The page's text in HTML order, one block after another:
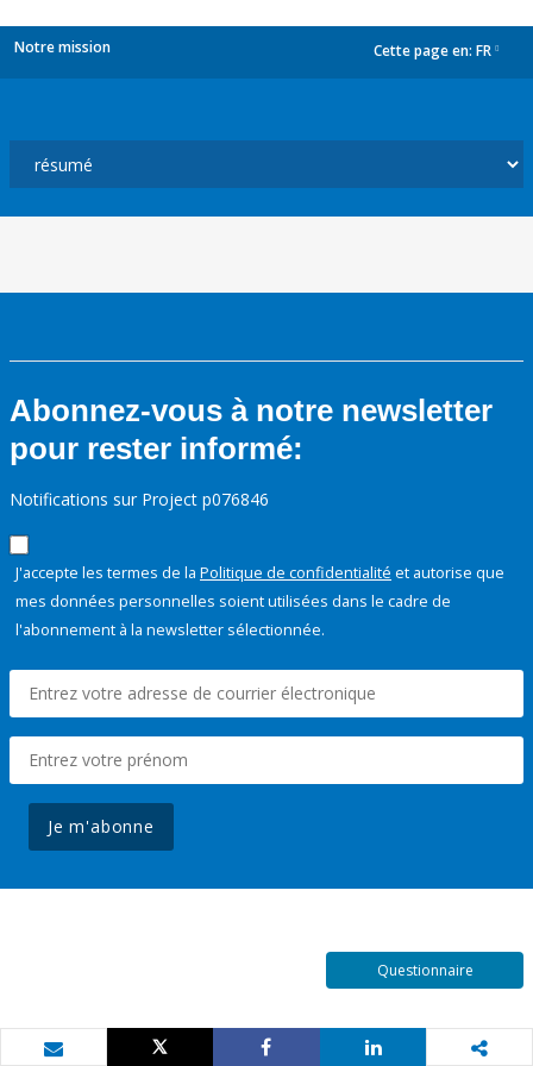
Notre mission Cette page en: FR
Abonnez-vous à notre newsletter
pour rester informé:
Notifications sur Project p076846
J'accepte les termes de la Politique de confidentialité et autorise que
mes données personnelles soient utilisées dans le cadre de
l'abonnement à la newsletter sélectionnée.
Je m'abonne
Questionnaire